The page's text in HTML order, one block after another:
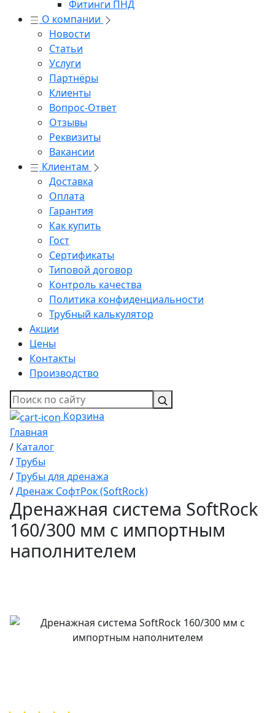
Фитинги ПНД
О компании
Новости
Статьи
Услуги
Партнёры
Клиенты
Вопрос-Ответ
Отзывы
Реквизиты
Вакансии
Клиентам
Доставка
Оплата
Гарантия
Как купить
Гост
Сертификаты
Типовой договор
Контроль качества
Политика конфиденциальности
Трубный калькулятор
Акции
Цены
Контакты
Производство
Корзина
Главная
/ Каталог
/Трубы
/Трубы для дренажа
/Дренаж СофтРок (SoftRock)
Дренажная система SoftRock
160/300 мм c импортным
наполнителем